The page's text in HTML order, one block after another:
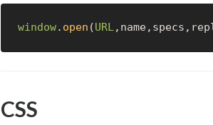
window. open (URL
CSS